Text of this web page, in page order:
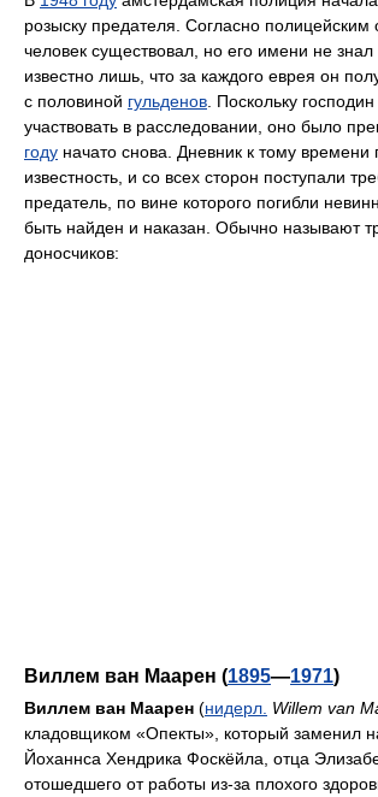
розыску предателя. Согласно полицейским
человек существовал, но его имени не
известно лишь, что за каждого еврея он
с половиной гульденов . Поскольку
участвовать в расследовании, оно было
году начато снова. Дневник к тому
известность, и со всех сторон поступали
предатель, по вине которого погибли
быть найден и наказан. Обычно называют
доносчиков:
Виллем ван Маарен (1895—1971)
Виллем ван Маарен (нидерл. Willem van
кладовщиком «Опекты», который заменил
Йоханнса Хендрика Фоскёйла, отца
отошедшего от работы из-за плохого